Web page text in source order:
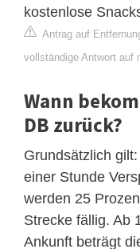
kostenlose
Antrag auf
vollständige Antwort auf
Wann
DB zurück?
Grundsätzlich
einer Stunde
werden 25
Strecke fällig. Ab
Ankunft beträgt